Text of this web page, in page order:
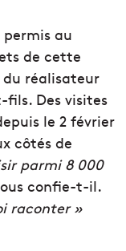
au
de cette
réalisateur
Des visites
le 2 février
côtés de
parmi 8 000
confie-t-il.
raconter »